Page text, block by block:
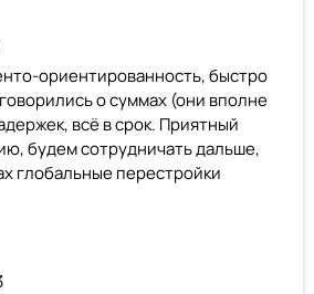
ориентированность, быстро
о суммах (они вполне
всё в срок. Приятный
будем сотрудничать дальше,
глобальные перестройки